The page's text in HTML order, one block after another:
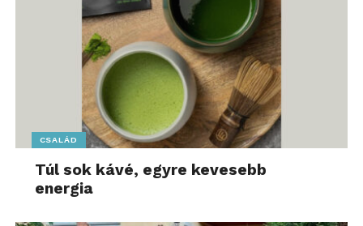
CSALÁD
Túl sok kávé, egyre kevesebb
energia